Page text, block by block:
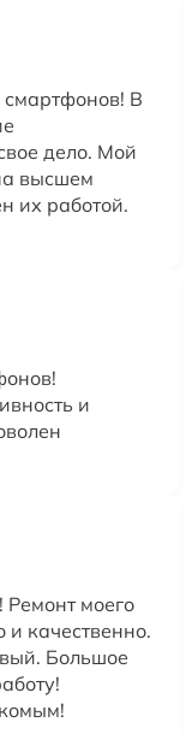
В
дело. Мой
высшем
их работой.
и
моего
качественно.
Большое